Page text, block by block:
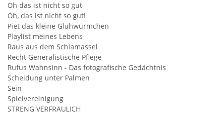
Oh das ist nicht so gut
Oh, das ist nicht so gut!
Piet das kleine Glühwürmchen
Playlist meines Lebens
Raus aus dem Schlamassel
Recht Generalistische Pflege
Rufus Wahnsinn - Das fotografische Gedächtnis
Scheidung unter Palmen
Sein
Spielvereinigung
STRENG VERFRAULICH